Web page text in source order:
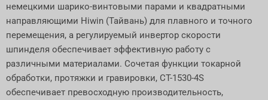
немецкими шарико-винтовыми парами и квадратными
направляющими Hiwin (Тайвань) для плавного и точного
перемещения, а регулируемый инвертор скорости
шпинделя обеспечивает эффективную работу с
различными материалами. Сочетая функции токарной
обработки, протяжки и гравировки, CT-1530-4S
обеспечивает превосходную производительность,